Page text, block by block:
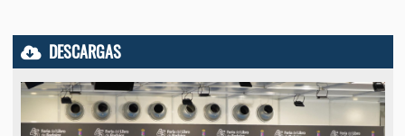
DESCARGAS